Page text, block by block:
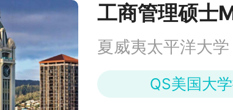
工商管理硕士
夏威夷太平洋大学
QS美国大